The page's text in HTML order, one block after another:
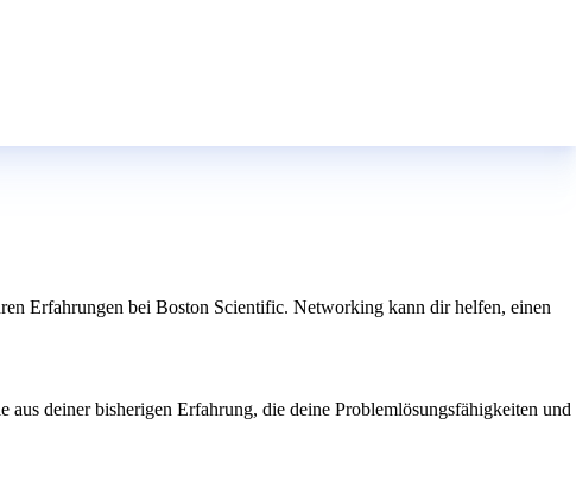
Erfahrungen bei Boston Scientific. Networking kann dir helfen, einen
deiner bisherigen Erfahrung, die deine Problemlösungsfähigkeiten und